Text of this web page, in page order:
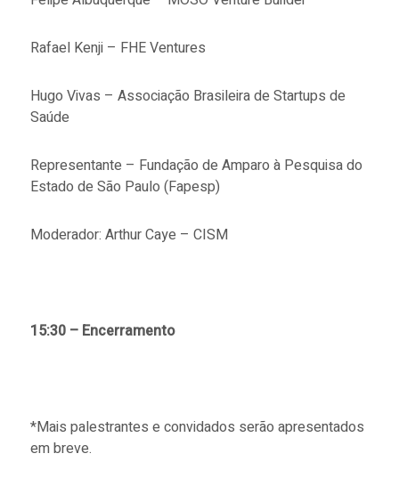
Rafael Kenji – FHE Ventures
Hugo Vivas – Associação Brasileira de Startups de
Saúde
Representante – Fundação de Amparo à Pesquisa do
Estado de São Paulo (Fapesp)
Moderador: Arthur Caye – CISM
15:30 – Encerramento
*Mais palestrantes e convidados serão apresentados
em breve.